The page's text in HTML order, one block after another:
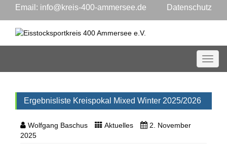
Email: info@kreis-400-ammersee.de Datenschutz
Ergebnisliste Kreispokal Mixed Winter 2025/2026
Wolfgang Baschus Aktuelles
2. November
2025